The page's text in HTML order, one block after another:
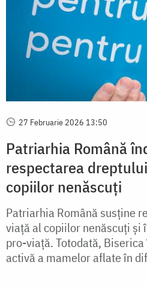
27 Februarie 2026 13:50
Patriarhia Română
respectarea
copiilor nenăscuți
Patriarhia Română susține
viață al copiilor nenăscuți și
pro-viață. Totodată,
activă a mamelor aflate în